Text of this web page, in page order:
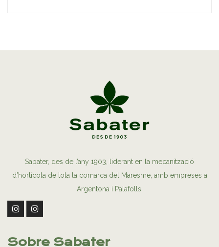
Sabater, des de l’any 1903, liderant en la mecanització
d’hortícola de tota la comarca del Maresme, amb empreses a
Argentona i Palafolls.
Sobre Sabater